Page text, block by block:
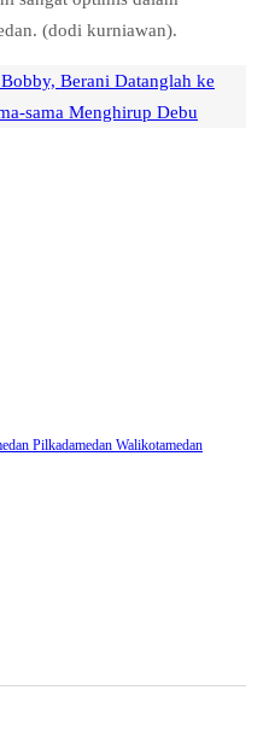
(dodi kurniawan).
Berani Datanglah ke
sama Menghirup Debu
Pilkadamedan Walikotamedan